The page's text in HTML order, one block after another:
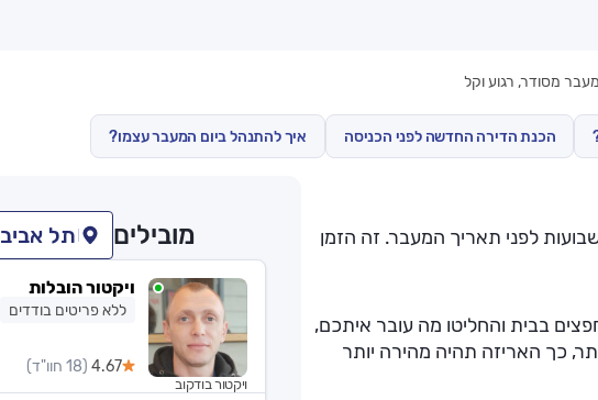
מסודר, רגוע וקל
הכנת הדירה החדשה לפני הכניסה איך להתנהל ביום המעבר עצמו?
לפני תאריך המעבר. זה הזמן
בבית והחליטו מה עובר איתכם,
כך האריזה תהיה מהירה יותר
מובילים תל אביב
ויקטור הובלות
ללא פריטים בודדים
4.67 (18 חוו"ד)
ויקטור בודקוב